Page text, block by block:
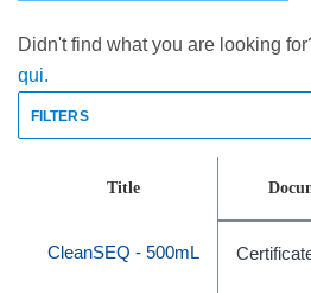
Didn't find what you are looking
qui.
FILTERS
Title
CleanSEQ - 500mL